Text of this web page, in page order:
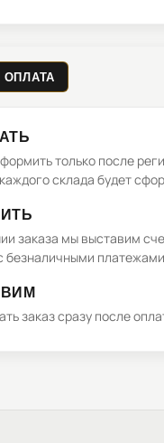
ОПЛАТА
только после
склада будет
заказа мы выставим
заказ сразу после